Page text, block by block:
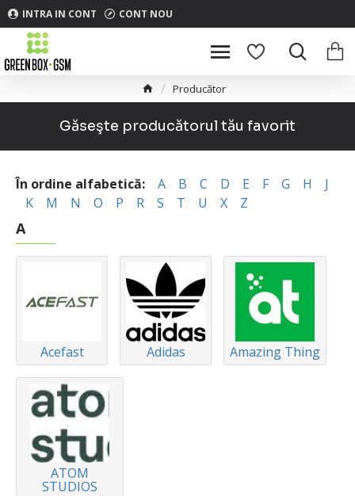
INTRA IN CONT CONT NOU
Producător
Găseşte producătorul tău favorit
În ordine alfabetică: A B C D E F G H
J
K
M N O P R S T U X Z
A
Acefast Adidas Amazing Thing
ATOM
STUDIOS